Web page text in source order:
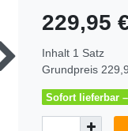
229,95
Inhalt 1 Satz
Grundpreis
Sofort lieferbar